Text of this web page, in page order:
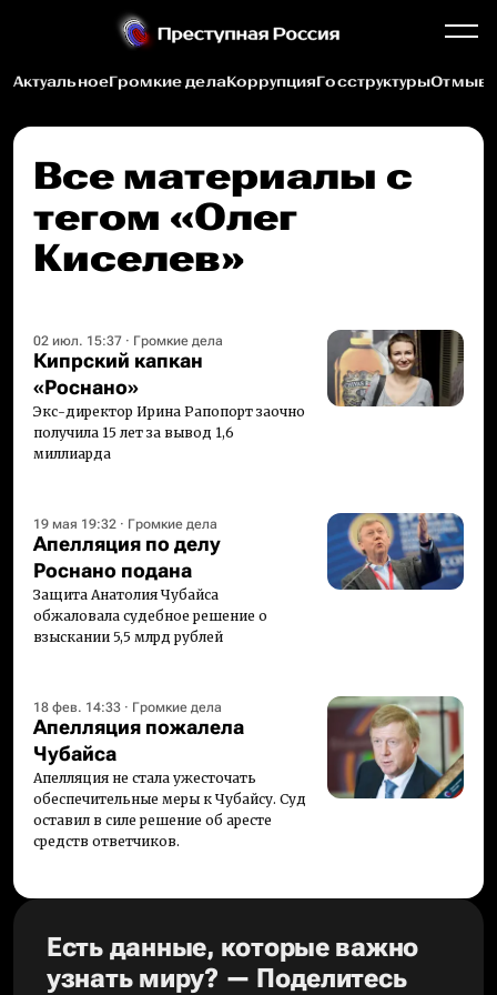
АктуальноеГромкие делаКоррупцияГосструктуры
Все материалы c
тегом «Олег
Киселев»
02 июл. 15:37 · Громкие дела
Кипрский капкан
«Роснано»
Экс-директор Ирина Рапопорт заочно
получила 15 лет за вывод 1,6
миллиарда
19 мая 19:32 · Громкие дела
Апелляция по делу
Роснано подана
Защита Анатолия Чубайса
обжаловала судебное решение о
взыскании 5,5 млрд рублей
18 фев. 14:33 · Громкие дела
Апелляция пожалела
Чубайса
Апелляция не стала ужесточать
обеспечительные меры к Чубайсу. Суд
оставил в силе решение об аресте
средств ответчиков.
Есть данные, которые важно
узнать миру? — Поделитесь